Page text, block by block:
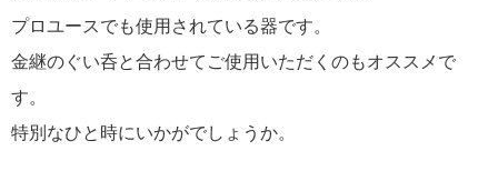
プロユースでも使用されている器です。
金継のぐい呑と合わせてご使用いただくのもオススメで
す。
特別なひと時にいかがでしょうか。